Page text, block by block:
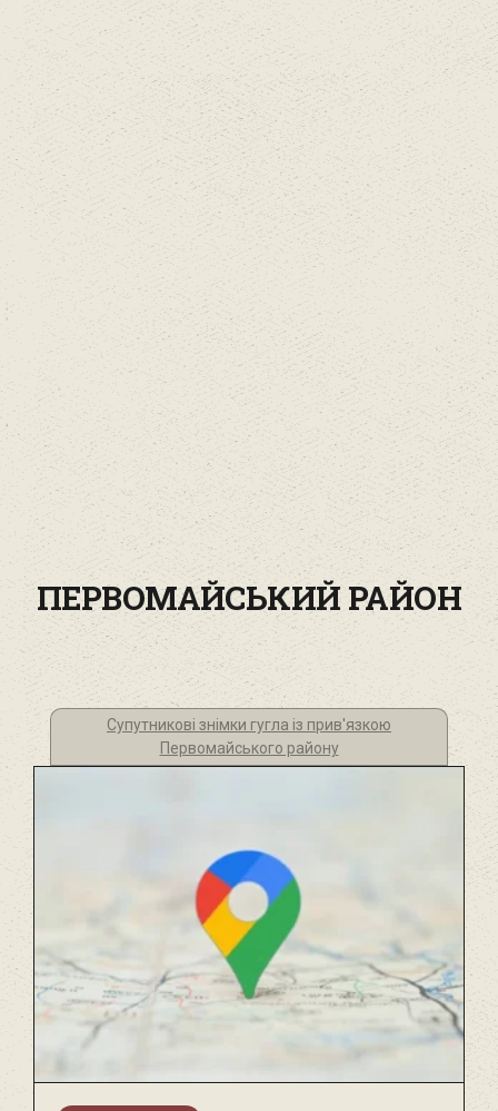
ПЕРВОМАЙСЬКИЙ РАЙОН
Супутникові знімки гугла із прив'язкою
Первомайського району